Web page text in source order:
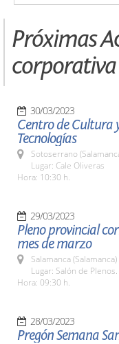
Próximas
corporativa
30/03/2023
Centro de Cultura
Tecnologías
Sotoserrano
Lugar: Cale Oliveras
Hora: 10:30 h.
29/03/2023
Pleno provincial
mes de marzo
Salamanca (Salamanca)
Lugar: Salón de
Hora: 09:30 h.
28/03/2023
Pregón Semana